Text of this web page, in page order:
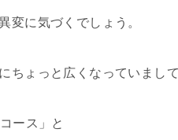
変に気づくでしょう。
ちょっと広くなっていまして
ース」と